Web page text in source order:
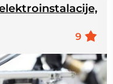
9